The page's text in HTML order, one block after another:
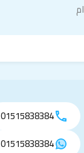
01515838384
01515838384